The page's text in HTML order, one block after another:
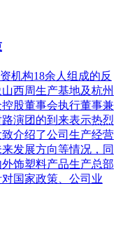
机构18余人组成的反
西周生产基地及杭州
股董事会执行董事兼
演团的到来表示热烈
介绍了公司生产经营
发展方向等情况，同
饰塑料产品生产总部
国家政策、公司业